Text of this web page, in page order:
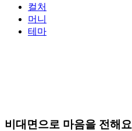
컬처
머니
테마
비대면으로 마음을 전해요